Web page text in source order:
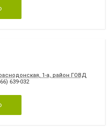
1-а, район ГОВД
639-032